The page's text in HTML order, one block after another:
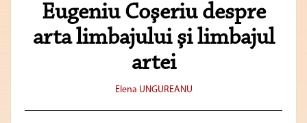
Eugeniu Coşeriu despre
arta limbajului şi limbajul
artei
Elena UNGUREANU